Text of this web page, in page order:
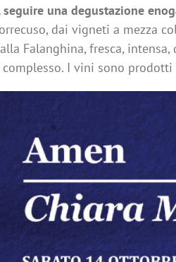
seguire una degustazione
dai vigneti a mezza
Falanghina, fresca,
complesso. I vini sono